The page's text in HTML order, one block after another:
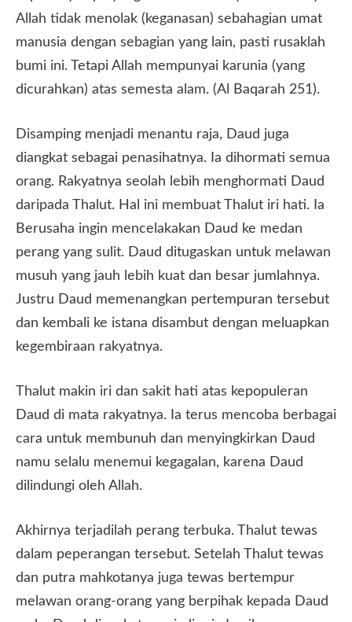
Allah tidak menolak (keganasan) sebahagian umat
manusia dengan sebagian yang lain, pasti rusaklah
bumi ini. Tetapi Allah mempunyai karunia (yang
dicurahkan) atas semesta alam. (Al Baqarah 251).
Disamping menjadi menantu raja, Daud juga
diangkat sebagai penasihatnya. Ia dihormati semua
orang. Rakyatnya seolah lebih menghormati Daud
daripada Thalut. Hal ini membuat Thalut iri hati. Ia
Berusaha ingin mencelakakan Daud ke medan
perang yang sulit. Daud ditugaskan untuk melawan
musuh yang jauh lebih kuat dan besar jumlahnya.
Justru Daud memenangkan pertempuran tersebut
dan kembali ke istana disambut dengan meluapkan
kegembiraan rakyatnya.
Thalut makin iri dan sakit hati atas kepopuleran
Daud di mata rakyatnya. Ia terus mencoba berbagai
cara untuk membunuh dan menyingkirkan Daud
namu selalu menemui kegagalan, karena Daud
dilindungi oleh Allah.
Akhirnya terjadilah perang terbuka. Thalut tewas
dalam peperangan tersebut. Setelah Thalut tewas
dan putra mahkotanya juga tewas bertempur
melawan orang-orang yang berpihak kepada Daud